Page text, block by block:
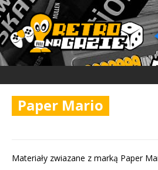
Paper Mario
Materiały zwiazane z marką Paper